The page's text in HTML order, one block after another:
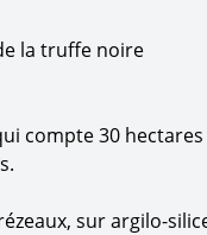
la truffe noire
compte 30 hectares
sur argilo-